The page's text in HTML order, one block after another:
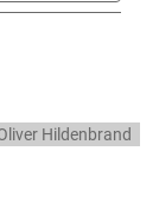
Hildenbrand